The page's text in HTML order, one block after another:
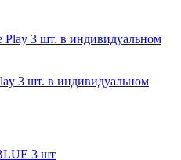
3 шт. в индивидуальном